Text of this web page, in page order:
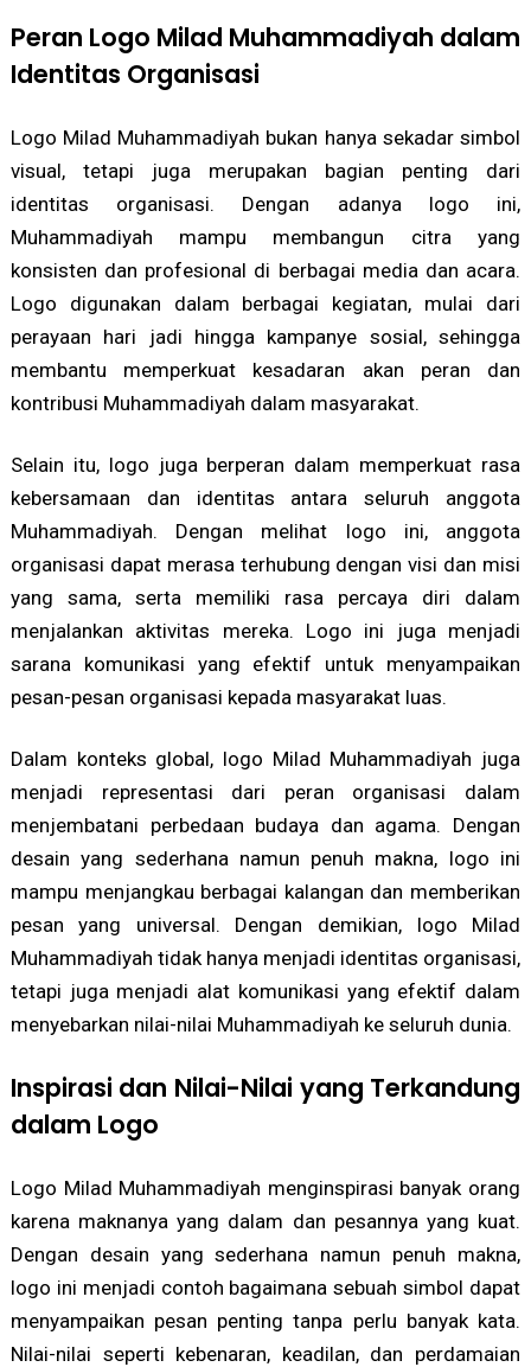
Peran Logo Milad Muhammadiyah dalam
Identitas Organisasi
Logo Milad Muhammadiyah bukan hanya sekadar simbol
visual, tetapi juga merupakan bagian penting dari
identitas organisasi. Dengan adanya logo ini,
Muhammadiyah mampu membangun citra yang
konsisten dan profesional di berbagai media dan acara.
Logo digunakan dalam berbagai kegiatan, mulai dari
perayaan hari jadi hingga kampanye sosial, sehingga
membantu memperkuat kesadaran akan peran dan
kontribusi Muhammadiyah dalam masyarakat.
Selain itu, logo juga berperan dalam memperkuat rasa
kebersamaan dan identitas antara seluruh anggota
Muhammadiyah. Dengan melihat logo ini, anggota
organisasi dapat merasa terhubung dengan visi dan misi
yang sama, serta memiliki rasa percaya diri dalam
menjalankan aktivitas mereka. Logo ini juga menjadi
sarana komunikasi yang efektif untuk menyampaikan
pesan-pesan organisasi kepada masyarakat luas.
Dalam konteks global, logo Milad Muhammadiyah juga
menjadi representasi dari peran organisasi dalam
menjembatani perbedaan budaya dan agama. Dengan
desain yang sederhana namun penuh makna, logo ini
mampu menjangkau berbagai kalangan dan memberikan
pesan yang universal. Dengan demikian, logo Milad
Muhammadiyah tidak hanya menjadi identitas organisasi,
tetapi juga menjadi alat komunikasi yang efektif dalam
menyebarkan nilai-nilai Muhammadiyah ke seluruh dunia.
Inspirasi dan Nilai-Nilai yang Terkandung
dalam Logo
Logo Milad Muhammadiyah menginspirasi banyak orang
karena maknanya yang dalam dan pesannya yang kuat.
Dengan desain yang sederhana namun penuh makna,
logo ini menjadi contoh bagaimana sebuah simbol dapat
menyampaikan pesan penting tanpa perlu banyak kata.
Nilai-nilai seperti kebenaran, keadilan, dan perdamaian